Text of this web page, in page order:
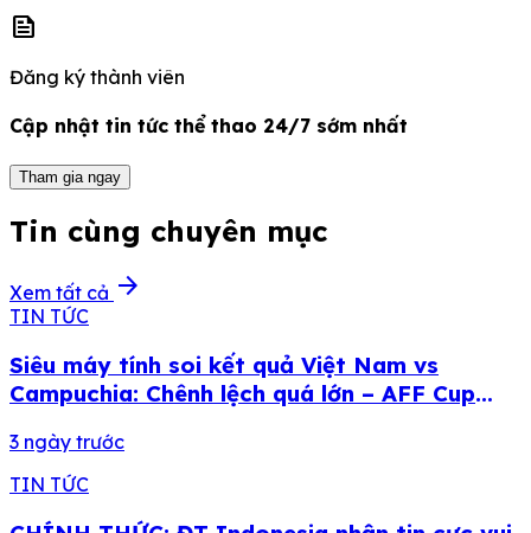
news
Đăng ký thành viên
Cập nhật tin tức thể thao 24/7 sớm nhất
Tham gia ngay
Tin cùng chuyên mục
Xem tất cả arrow_forward
TIN TỨC
Siêu máy tính soi kết quả Việt Nam vs
Campuchia: Chênh lệch quá lớn – AFF Cup
3 ngày trước
TIN TỨC